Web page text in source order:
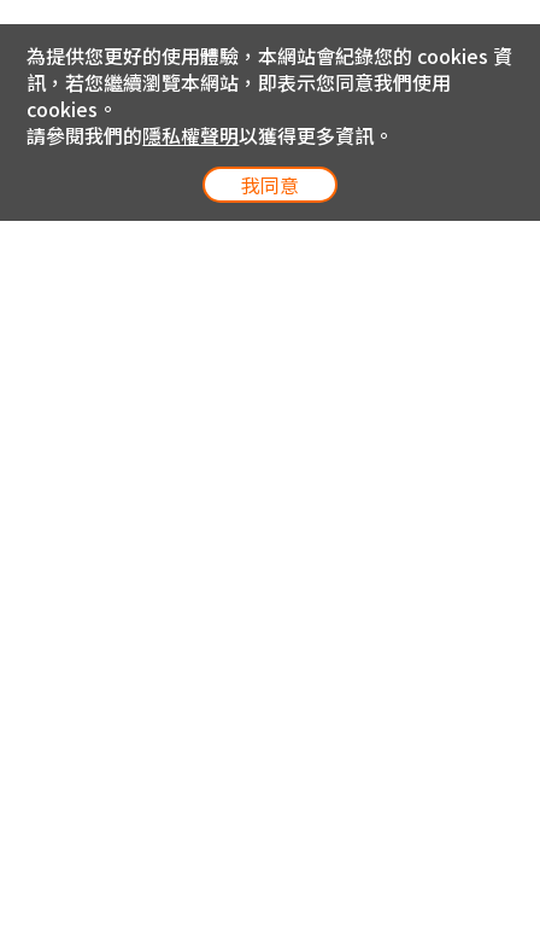
為提供您更好的使用體驗，本網站會紀錄您的 cookies 資
訊，若您繼續瀏覽本網站，即表示您同意我們使用
cookies。
請參閱我們的隱私權聲明以獲得更多資訊。
我同意